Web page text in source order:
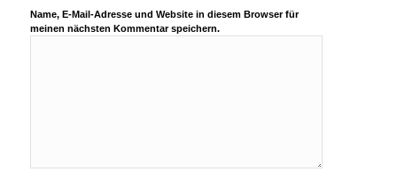
Name, E-Mail-Adresse und Website in diesem Browser für
meinen nächsten Kommentar speichern.